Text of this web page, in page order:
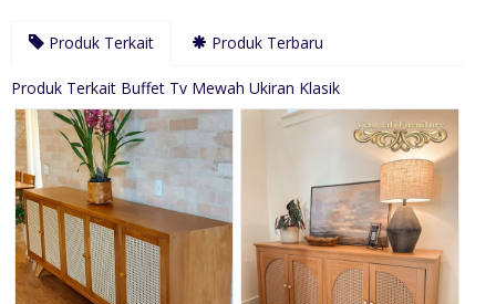
Produk Terkait Produk Terbaru
Produk Terkait Buffet Tv Mewah Ukiran Klasik